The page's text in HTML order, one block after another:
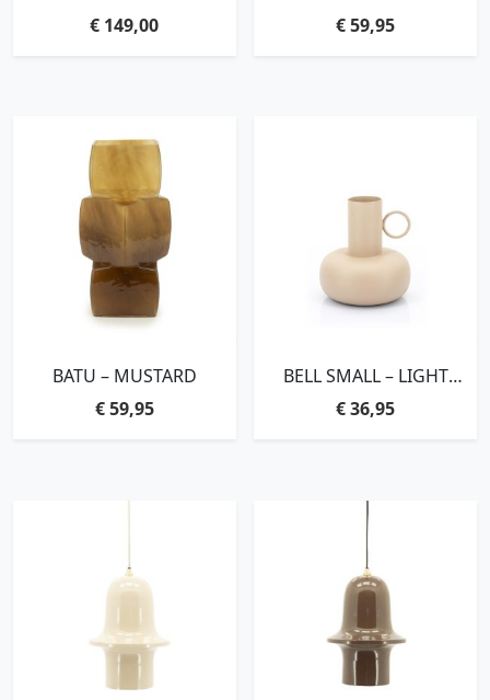
€ 149,00
€59,95
BATU – MUSTARD
€59,95
BELL SMALL – LIGHT
BROWN
€36,95